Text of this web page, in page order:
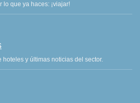
que ya haces: ¡viajar!
y últimas noticias del sector.